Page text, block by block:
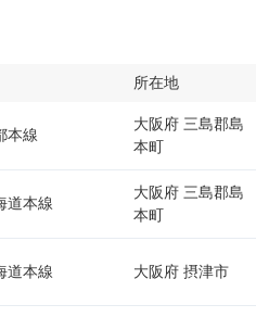
所在地
本線
大阪府 三島郡島
本町
道本線
大阪府 三島郡島
本町
道本線 大阪府 摂津市